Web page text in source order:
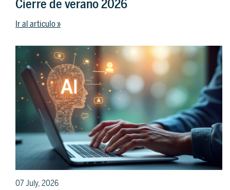
Cierre de verano 2026
Ir al articulo »
07 July, 2026